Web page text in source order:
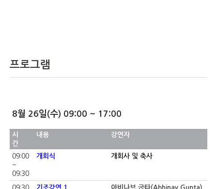
프로그램
8월 26일(수) 09:00 ~ 17:00
시
간
내용 강연자
09:00
~
09:30
개회식 개회사 및 축사